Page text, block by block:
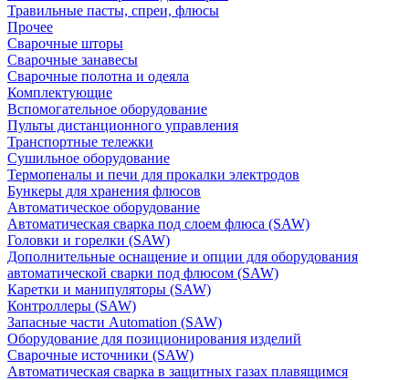
Травильные пасты, спреи, флюсы
Прочее
Сварочные шторы
Сварочные занавесы
Сварочные полотна и одеяла
Комплектующие
Вспомогательное оборудование
Пульты дистанционного управления
Транспортные тележки
Сушильное оборудование
Термопеналы и печи для прокалки электродов
Бункеры для хранения флюсов
Автоматическое оборудование
Автоматическая сварка под слоем флюса (SAW)
Головки и горелки (SAW)
Дополнительные оснащение и опции для оборудования
автоматической сварки под флюсом (SAW)
Каретки и манипуляторы (SAW)
Контроллеры (SAW)
Запасные части Automation (SAW)
Оборудование для позиционирования изделий
Сварочные источники (SAW)
Автоматическая сварка в защитных газах плавящимся